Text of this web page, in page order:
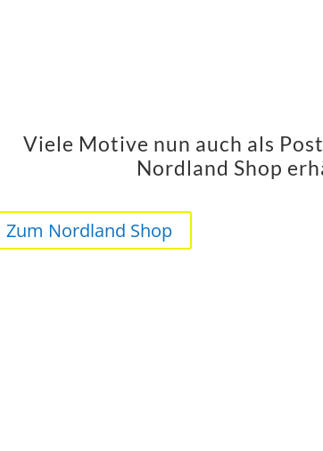
Viele Motive nun auch als
Nordland Shop
Zum Nordland Shop